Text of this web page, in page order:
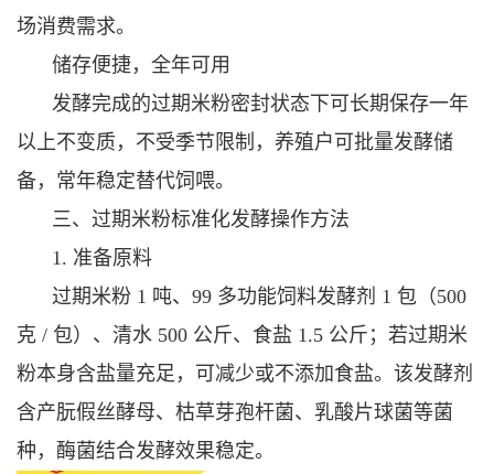
场消费需求。
储存便捷，全年可用
发酵完成的过期米粉密封状态下可长期保存一年
以上不变质，不受季节限制，养殖户可批量发酵储
备，常年稳定替代饲喂。
三、过期米粉标准化发酵操作方法
1. 准备原料
过期米粉 1 吨、99 多功能饲料发酵剂 1 包（500
克 / 包）、清水 500 公斤、食盐 1.5 公斤；若过期米
粉本身含盐量充足，可减少或不添加食盐。该发酵剂
含产朊假丝酵母、枯草芽孢杆菌、乳酸片球菌等菌
种，酶菌结合发酵效果稳定。